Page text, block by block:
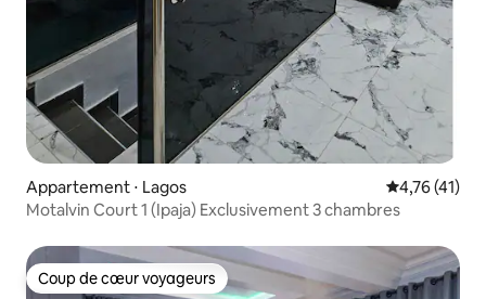
Appartement ⋅ Lagos Évaluation
4,76 (41)
Motalvin Court 1 (Ipaja) Exclusivement 3 chambres
Coup de cœur voyageurs
Coup de cœur voyageurs